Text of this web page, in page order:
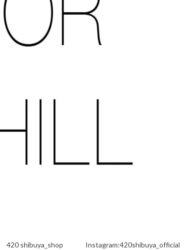
420 shibuya_shop Instagram:420shibuya_official